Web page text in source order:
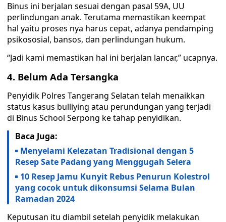
Binus ini berjalan sesuai dengan pasal 59A, UU
perlindungan anak. Terutama memastikan keempat
hal yaitu proses nya harus cepat, adanya pendamping
psikososial, bansos, dan perlindungan hukum.
“Jadi kami memastikan hal ini berjalan lancar,” ucapnya.
4. Belum Ada Tersangka
Penyidik Polres Tangerang Selatan telah menaikkan
status kasus bulliying atau perundungan yang terjadi
di Binus School Serpong ke tahap penyidikan.
Baca Juga:
Menyelami Kelezatan Tradisional dengan 5
Resep Sate Padang yang Menggugah Selera
10 Resep Jamu Kunyit Rebus Penurun Kolestrol
yang cocok untuk dikonsumsi Selama Bulan
Ramadan 2024
Keputusan itu diambil setelah penyidik melakukan